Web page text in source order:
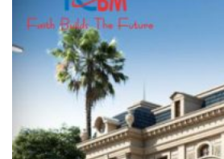
MARATHON (VIÊN GẠCH)
ARMOURSHIELD (TỔ ONG)
SUPERGLASS BIBER (VẢY CÁ)
CAMBRIDGE (XẾP LỚP)
CAMBRIDGE XTREME
DYNASTY
ARMOURSHAKE
CROWNE SLATE
ROYAL ESTATE